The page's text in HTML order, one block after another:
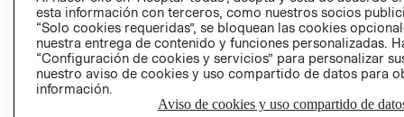
Perú (S/)
CAMBIAR REGIÓN
esta información con terceros, como nuestros socios
“Solo cookies requeridas”, se bloquean las cookies
nuestra entrega de contenido y funciones personalizadas.
“Configuración de cookies y servicios” para personalizar
nuestro aviso de cookies y uso compartido de datos para
información.
Aviso de cookies y uso compartido de